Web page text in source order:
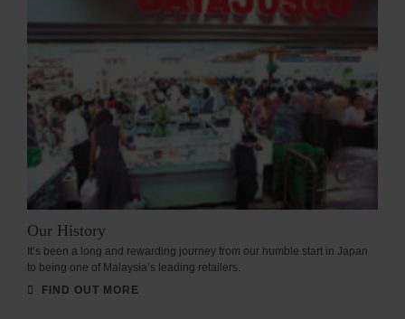
Our History
It’s been a long and rewarding journey from our humble start in Japan
to being one of Malaysia’s leading retailers.
FIND OUT MORE